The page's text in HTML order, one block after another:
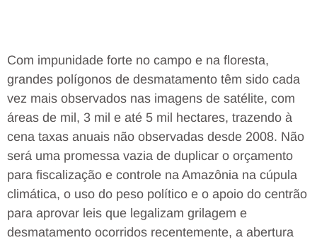
Com impunidade forte no campo e na floresta,
grandes polígonos de desmatamento têm sido cada
vez mais observados nas imagens de satélite, com
áreas de mil, 3 mil e até 5 mil hectares, trazendo à
cena taxas anuais não observadas desde 2008. Não
será uma promessa vazia de duplicar o orçamento
para fiscalização e controle na Amazônia na cúpula
climática, o uso do peso político e o apoio do centrão
para aprovar leis que legalizam grilagem e
desmatamento ocorridos recentemente, a abertura